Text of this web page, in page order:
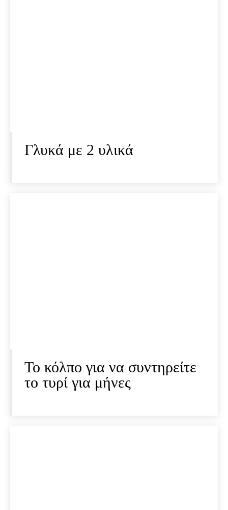
Γλυκά με 2 υλικά
Το κόλπο για να συντηρείτε
το τυρί για μήνες